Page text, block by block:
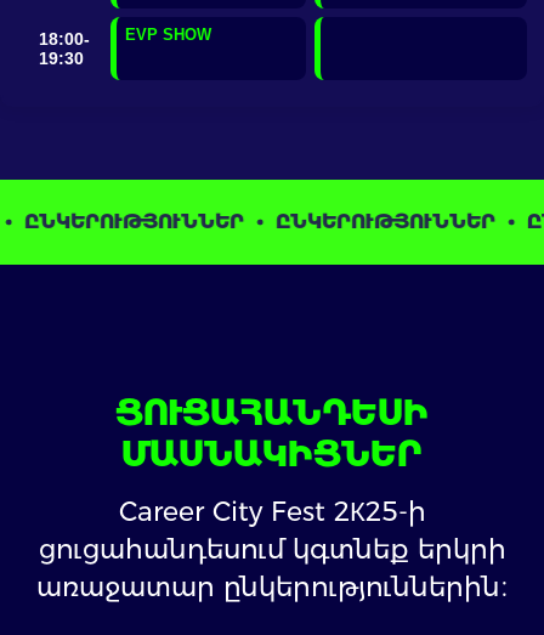
18:00-
19:30
EVP SHOW
ԸՆԿԵՐՈՒԹՅՈՒՆՆԵՐ
ՑՈՒՑԱՀԱՆԴԵՍԻ
ՄԱՍՆԱԿԻՑՆԵՐ
Career City Fest 2К25-ի
ցուցահանդեսում կգտնեք երկրի
առաջատար ընկերություններին։